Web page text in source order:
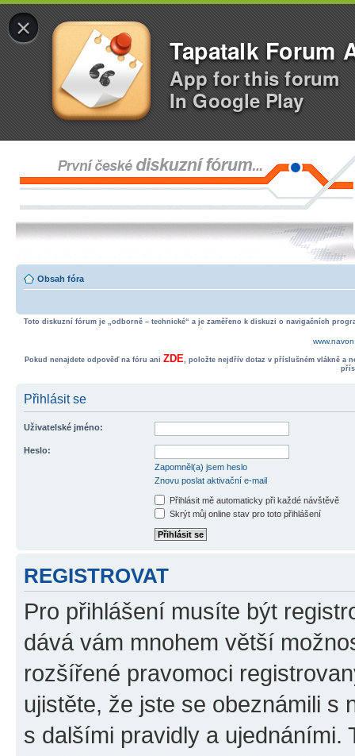
×
Tapatalk Forum
App for this forum
In Google Play
Obsah fóra
Toto diskuzní fórum je „odborně – technické“ a je zaměřeno k diskuzi o navigačních
Pokud nenajdete odpověď na fóru ani ZDE, položte nejdřív dotaz v příslušném vlákně a
Přihlásit se
Uživatelské jméno:
Heslo:
Zapomněl(a) jsem heslo
Znovu poslat aktivační e-mail
Přihlásit mě automaticky při každé návštěvě
Skrýt můj online stav pro toto přihlášení
REGISTROVAT
Pro přihlášení musíte být
dává vám mnohem větší
rozšířené pravomoci
ujistěte, že jste se obeznámili s
s dalšími pravidly a ujednáními.